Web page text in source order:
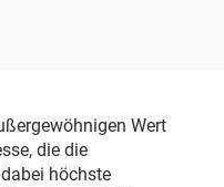
Wert
die die
höchste